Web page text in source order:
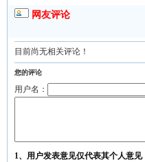
网友评论
目前尚无相关评论！
您的评论
用户名：
1、用户发表意见仅代表其个人意